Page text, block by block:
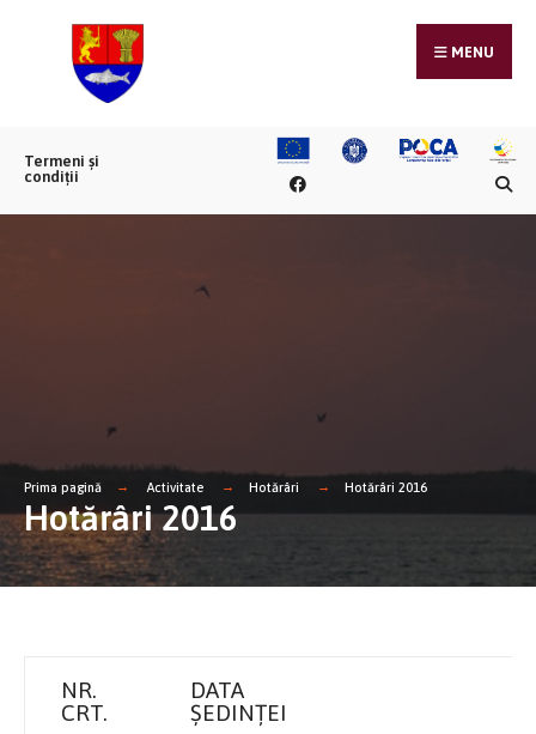
MENU
Termeni și
condiții
Prima pagină Activitate Hotărâri Hotărâri 2016
Hotărâri 2016
NR.
CRT.
DATA
ȘEDINȚEI